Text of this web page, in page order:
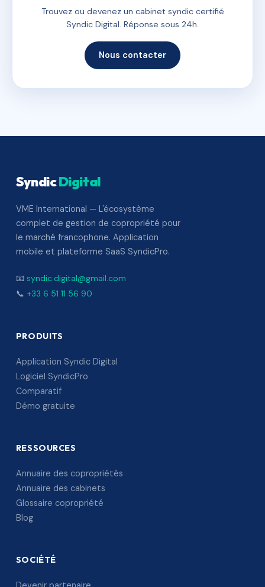
Trouvez ou devenez un cabinet syndic certifié
Syndic Digital. Réponse sous 24h.
Nous contacter
SyndicDigital
VME International — L'écosystème
complet de gestion de copropriété pour
le marché francophone. Application
mobile et plateforme SaaS SyndicPro.
📧 syndic.digital@gmail.com
📞 +33 6 51 11 56 90
PRODUITS
Application Syndic Digital
Logiciel SyndicPro
Comparatif
Démo gratuite
RESSOURCES
Annuaire des copropriétés
Annuaire des cabinets
Glossaire copropriété
Blog
SOCIÉTÉ